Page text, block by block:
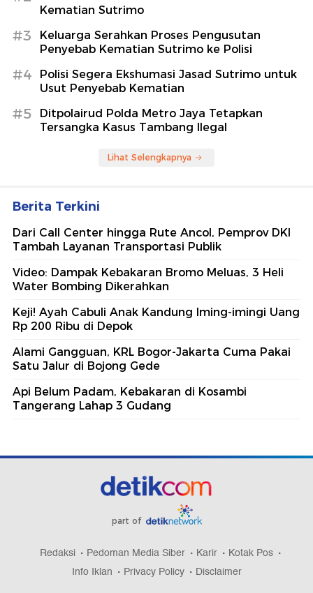
Kematian Sutrimo
#3
Keluarga Serahkan Proses Pengusutan
Penyebab Kematian Sutrimo ke Polisi
#4
Polisi Segera Ekshumasi Jasad Sutrimo untuk
Usut Penyebab Kematian
#5
Ditpolairud Polda Metro Jaya Tetapkan
Tersangka Kasus Tambang Ilegal
Lihat Selengkapnya
Berita Terkini
Dari Call Center hingga Rute Ancol, Pemprov DKI
Tambah Layanan Transportasi Publik
Video: Dampak Kebakaran Bromo Meluas, 3 Heli
Water Bombing Dikerahkan
Keji! Ayah Cabuli Anak Kandung Iming-imingi Uang
Rp 200 Ribu di Depok
Alami Gangguan, KRL Bogor-Jakarta Cuma Pakai
Satu Jalur di Bojong Gede
Api Belum Padam, Kebakaran di Kosambi
Tangerang Lahap 3 Gudang
part of
Redaksi Pedoman Media Siber Karir
Kotak Pos
Info Iklan
Privacy Policy Disclaimer